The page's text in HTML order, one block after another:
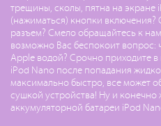
трещины, сколы, пятна на экране
(нажиматься) кнопки
разъем? Смело обращайтесь к
возможно Вас беспокоит вопрос:
Apple водой? Срочно приходите
iPod Nano после попадания
максимально быстро, все может
сушкой устройства! Ну и конечно
аккумуляторной батареи iPod